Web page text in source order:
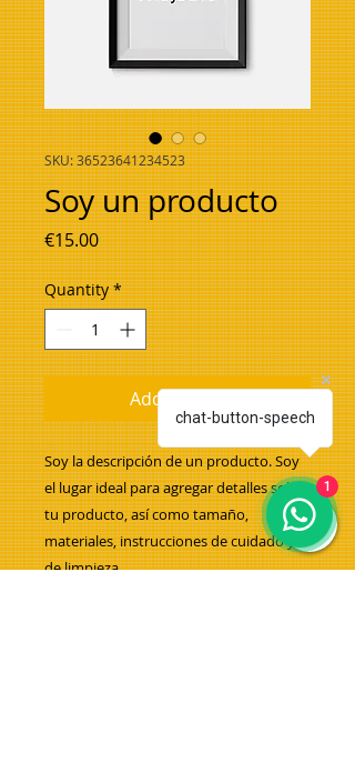
SKU: 36523641234523
Soy un producto
€15.00Price
Quantity *
Add to Cart
Soy la descripción de un producto. Soy
el lugar ideal para agregar detalles sobre
tu producto, así como tamaño,
materiales, instrucciones de cuidado y
de limpieza.
chat-button-speech
1